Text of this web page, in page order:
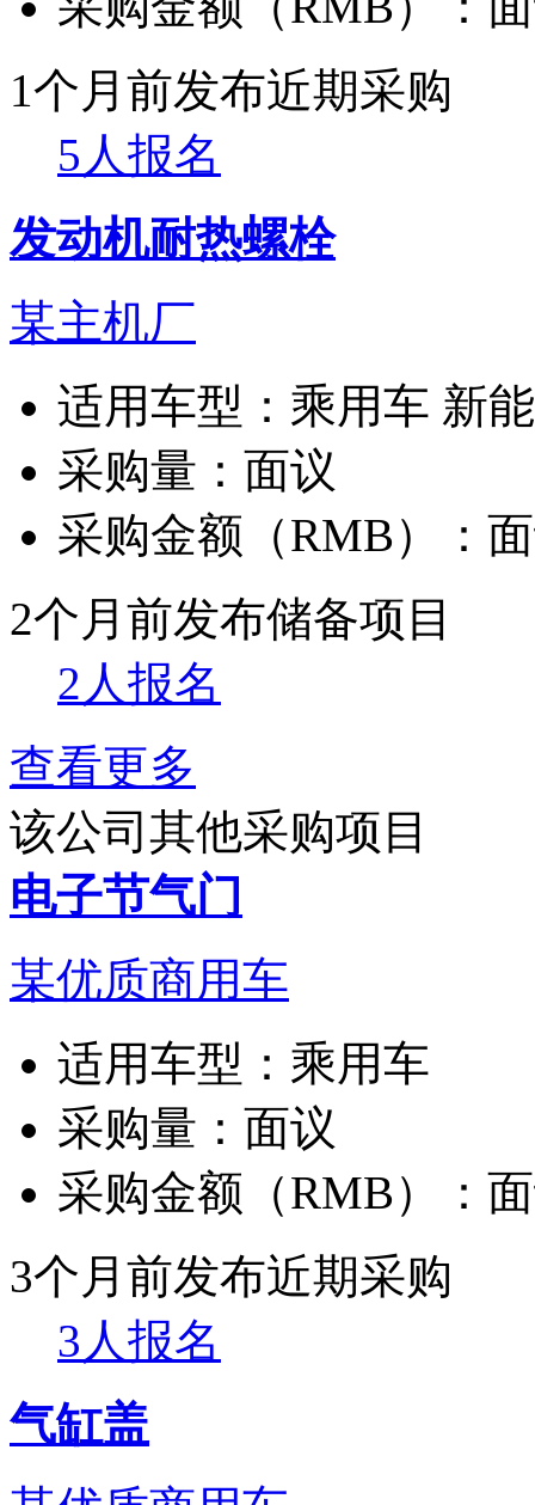
1个月前发布近期采购
5人报名
发动机耐热螺栓
某主机厂
适用车型： 乘用车 新
采购量： 面议
采购金额（RMB）：
2个月前发布储备项目
2人报名
查看更多
该公司其他采购项目
电子节气门
某优质商用车
适用车型： 乘用车
采购量： 面议
采购金额（RMB）：
3个月前发布近期采购
3人报名
气缸盖